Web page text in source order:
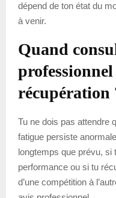
dépend de ton état du
à venir.
Quand
récupération
Tu ne dois pas attendre
fatigue persiste
longtemps que prévu, si
performance ou si tu
d’une compétition à